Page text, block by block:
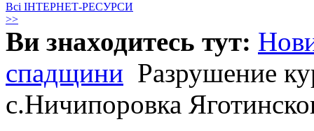
Всі ІНТЕРНЕТ-РЕСУРСИ
>>
Ви знаходитесь тут:
спадщини Разрушение
с.Ничипоровка